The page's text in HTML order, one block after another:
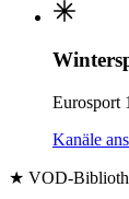
Eurosport
Kanäle
★ VOD-